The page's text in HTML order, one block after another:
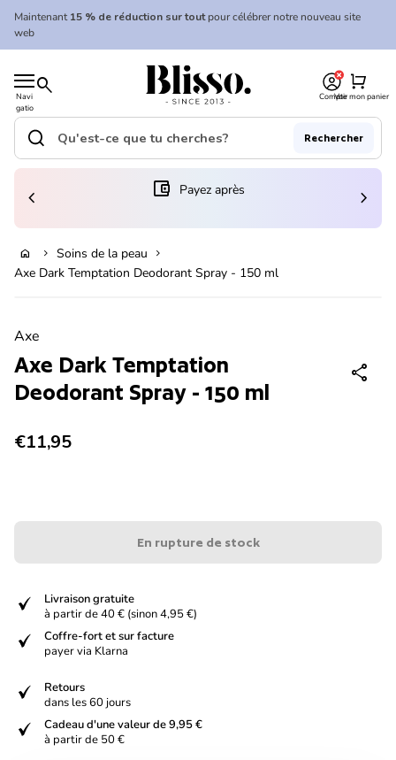
Skip to content
Maintenant15 % de réduction sur toutpour célébrer notre nouveau site
web
Navi
gatio
n
mobil
search
Accueil
CompteVoir mon panier
shopping_cart
Accueil
Recherche"
search Rechercher
(le lien s'ouvre dans un nouvel onglet/fenêtre)
account_balance_wallet Payez après
chevron_left chevron_right
home chevron_right Soins de la peau chevron_right
Axe Dark Temptation Deodorant Spray - 150 ml
Axe
Axe Dark Temptation
Deodorant Spray - 150 ml
share
Prix normal
€11,95
En rupture de stock
verified
Livraison gratuite
à partir de 40 € (sinon 4,95 €)
verified
Coffre-fort et sur facture
payer via Klarna
verified
Retours
dans les 60 jours
verified
Cadeau d'une valeur de 9,95 €
à partir de 50 €